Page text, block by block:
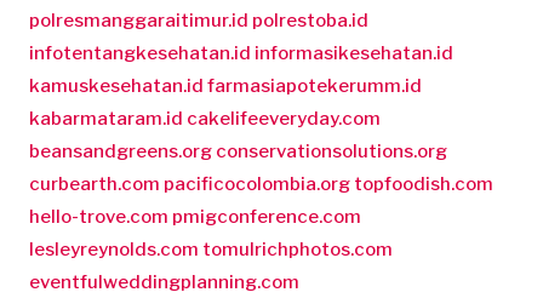
polresmanggaraitimur.id polrestoba.id
infotentangkesehatan.id informasikesehatan.id
kamuskesehatan.id farmasiapotekerumm.id
kabarmataram.id cakelifeeveryday.com
beansandgreens.org conservationsolutions.org
curbearth.com pacificocolombia.org topfoodish.com
hello-trove.com pmigconference.com
lesleyreynolds.com tomulrichphotos.com
eventfulweddingplanning.com